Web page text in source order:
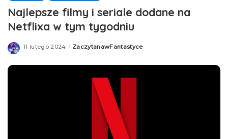
Najlepsze filmy i seriale dodane na
Netflixa w tym tygodniu
11 lutego 2024Posted
ZaczytanawFantastyce